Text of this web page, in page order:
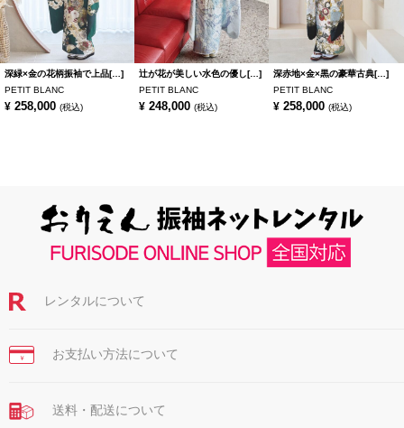
深緑×金の花柄振袖で上品[…]
PETIT BLANC
¥ 258,000 (税込)
辻が花が美しい水色の優し[…]
PETIT BLANC
¥ 248,000 (税込)
深赤地×金×黒の豪華古典[…]
PETIT BLANC
¥ 258,000 (税込)
レンタルについて
￥ お支払い方法について
送料・配送について